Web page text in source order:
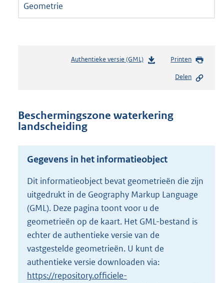
Geometrie
Authentieke versie (GML)b
n
o
t
t
e
:
4
K
b
Printen
Delen
Beschermingszone waterkering
landscheiding
Gegevens in het informatieobject
Dit informatieobject bevat geometrieën die zijn
uitgedrukt in de Geography Markup Language
(GML). Deze pagina toont voor u de
geometrieën op de kaart. Het GML-bestand is
echter de authentieke versie van de
vastgestelde geometrieën. U kunt de
authentieke versie downloaden via:
https://repository.officiele-